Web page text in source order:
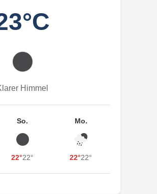
Himmel
So.
22°22°
Mo.
22°22°